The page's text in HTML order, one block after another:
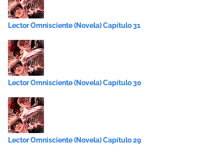
Lector Omnisciente (Novela) Capítulo 31
Lector Omnisciente (Novela) Capítulo 30
Lector Omnisciente (Novela) Capítulo 29